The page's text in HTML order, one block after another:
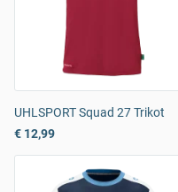
UHLSPORT Squad 27 Trikot
€ 12,99